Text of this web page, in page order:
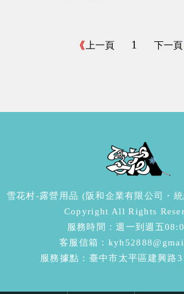
上一頁 1 下一頁
雪花村-露營用品 (阪和企業有限公司・
Copyright All Rights
服務時間：週一到週五
客服信箱：
服務據點：臺中市太平區建興路